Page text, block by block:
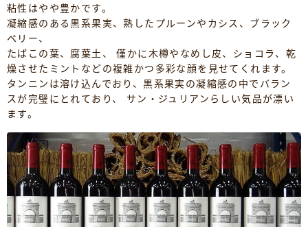
粘性はやや豊かです。
凝縮感のある黒系果実、熟したプルーンやカシス、ブラック
ベリー、
たばこの葉、腐葉土、 僅かに木樽やなめし皮、ショコラ、乾
燥させたミントなどの複雑かつ多彩な顔を見せてくれます。
タンニンは溶け込んでおり、黒系果実の凝縮感の中でバラン
スが完璧にとれており、 サン・ジュリアンらしい気品が漂い
ます。